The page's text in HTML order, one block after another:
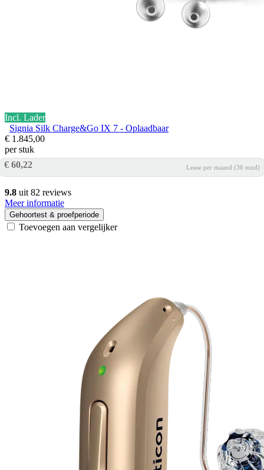
Incl. Lader
Signia Silk Charge&Go IX 7 - Oplaadbaar
€ 1.845,00
per stuk
€ 60,22
Lease per maand (36 mnd)
9.8 uit 82 reviews
Meer informatie
Gehoortest & proefperiode
Toevoegen aan vergelijker